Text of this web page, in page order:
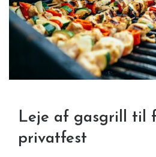
Leje af gasgrill til
privatfest